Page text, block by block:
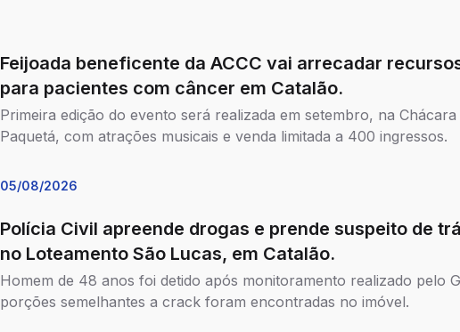
Feijoada beneficente da ACCC vai arrecadar
para pacientes com câncer em Catalão.
Primeira edição do evento será realizada em setembro, na Chácara
Paquetá, com atrações musicais e venda limitada a 400 ingressos.
05/08/2026
Polícia Civil apreende drogas e prende suspeito de
no Loteamento São Lucas, em Catalão.
Homem de 48 anos foi detido após monitoramento realizado pelo
porções semelhantes a crack foram encontradas no imóvel.